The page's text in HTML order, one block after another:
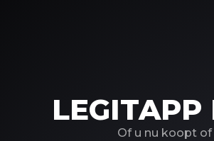
LEGITAPP
Of u nu koopt